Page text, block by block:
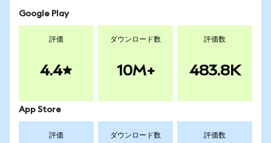
Google Play
評価
4.4
ダウンロード数
10M+
評価数
483.8K
App Store
評価 ダウンロード数 評価数